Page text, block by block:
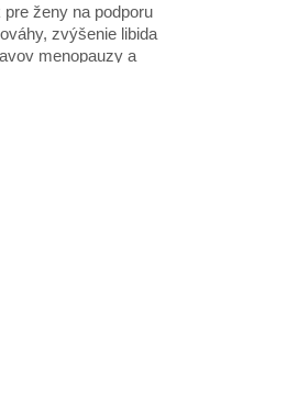
ženy na podporu
zvýšenie libida
menopauzy a